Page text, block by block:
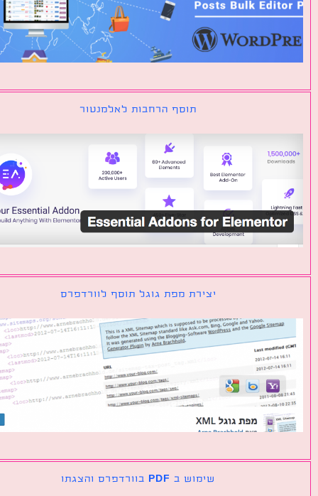
תוסף הרחבות לאלמנטור
יצירת מפת גוגל תוסף לוורדפרס
שימוש ב PDF בוורדפרס והצגתו